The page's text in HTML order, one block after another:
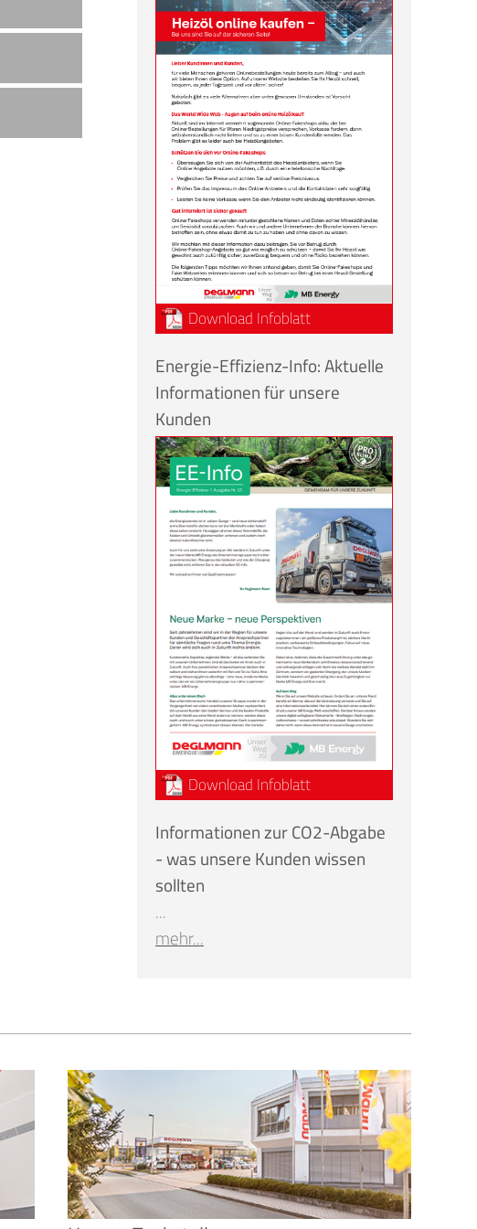
Download Infoblatt
Energie-Effizienz-Info: Aktuelle
Informationen für unsere
Kunden
Download Infoblatt
Informationen zur CO2-Abgabe
- was unsere Kunden wissen
sollten
...
mehr...